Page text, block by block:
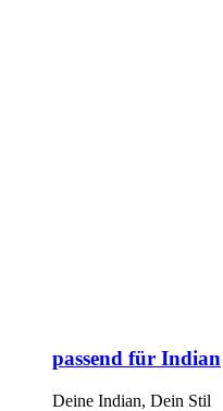
passend für Indian
Deine Indian, Dein Stil